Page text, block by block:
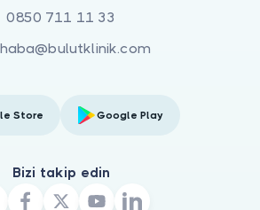
0850 711 11 33
Store Google Play
Bizi takip edin